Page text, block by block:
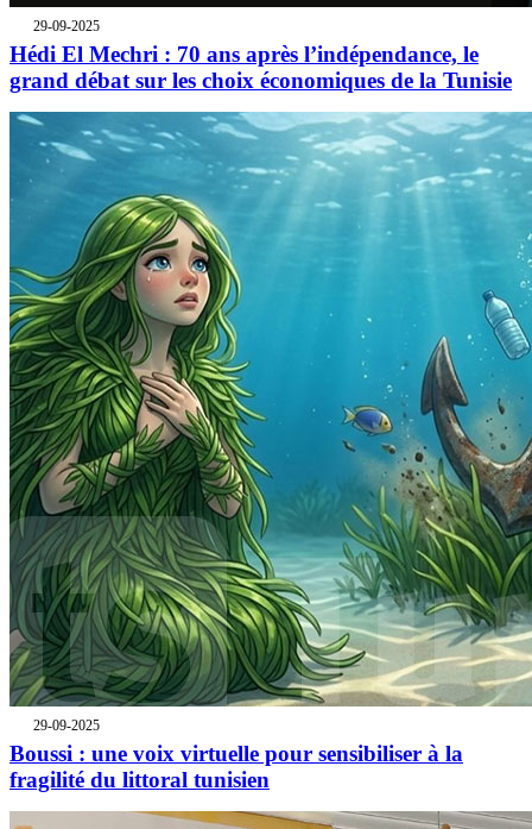
29-09-2025
Hédi El Mechri : 70 ans après l’indépendance, le
grand débat sur les choix économiques de la Tunisie
29-09-2025
Boussi : une voix virtuelle pour sensibiliser à la
fragilité du littoral tunisien